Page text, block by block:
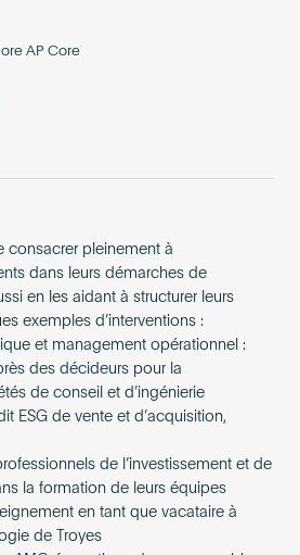
AP Core
consacrer pleinement à
dans leurs démarches de
en les aidant à structurer leurs
exemples d’interventions :
et management opérationnel :
des décideurs pour la
de conseil et d’ingénierie
ESG de vente et d’acquisition,
de l’investissement et de
la formation de leurs équipes
en tant que vacataire à
de Troyes